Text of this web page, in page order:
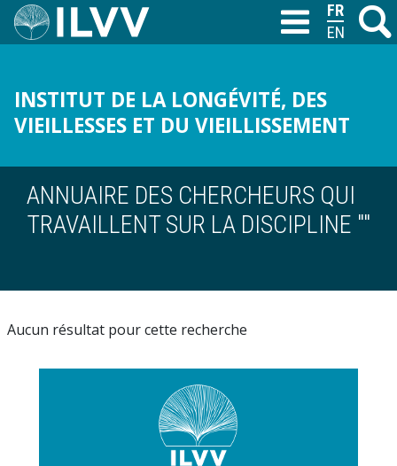
Aller
au
M
INSTITUT DE LA LONGÉVITÉ, DES
VIEILLESSES ET DU VIEILLISSEMENT
T
ANNUAIRE DES CHERCHEURS QUI
TRAVAILLENT SUR LA DISCIPLINE ""
Aucun résultat pour cette recherche
FRANÇAIS
ENGLISH